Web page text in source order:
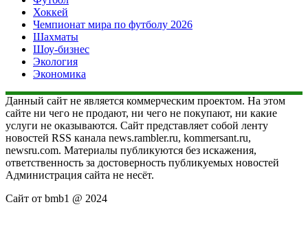
Хоккей
Чемпионат мира по футболу 2026
Шахматы
Шоу-бизнес
Экология
Экономика
Данный сайт не является коммерческим проектом. На этом
сайте ни чего не продают, ни чего не покупают, ни какие
услуги не оказываются. Сайт представляет собой ленту
новостей RSS канала news.rambler.ru, kommersant.ru,
newsru.com. Материалы публикуются без искажения,
ответственность за достоверность публикуемых новостей
Администрация сайта не несёт.
Сайт от bmb1 @ 2024